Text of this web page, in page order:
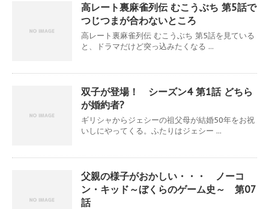
高レート裏麻雀列伝 むこうぶち 第5話で
つじつまが合わないところ
高レート裏麻雀列伝 むこうぶち 第5話を見ている
と、ドラマだけど突っ込みたくなる ...
双子が登場！ シーズン4 第1話 どちら
が婚約者?
ギリシャからジェシーの祖父母が結婚50年をお祝
いしにやってくる。ふたりはジェシー ...
父親の様子がおかしい・・・ ノーコ
ン・キッド～ぼくらのゲーム史～ 第07
話